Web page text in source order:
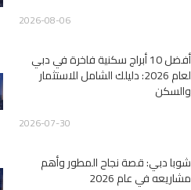
2026-08-06
أفضل 10 أبراج سكنية فاخرة في دبي
لعام 2026: دليلك الشامل للاستثمار
والسكن
2026-07-30
شوبا دبي: قصة نجاح المطور وأهم
مشاريعه في عام 2026